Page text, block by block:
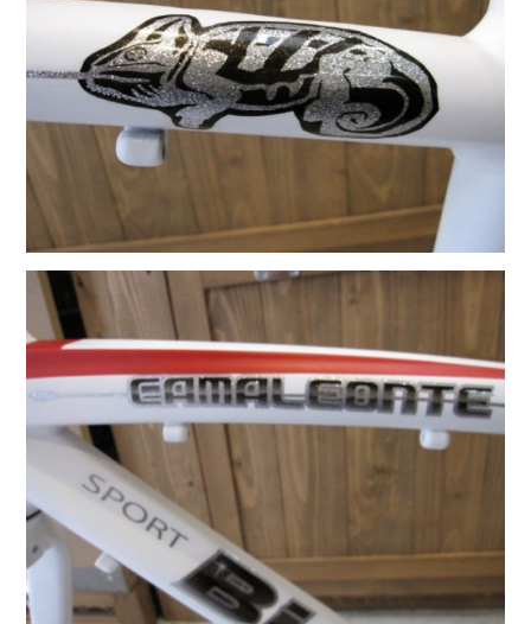
tern SURGE PRO
tern SURGE UNO